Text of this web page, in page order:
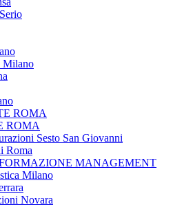
Milano
ROMA
ROMA
Sesto San Giovanni
Roma
MANAGEMENT
Milano
Novara